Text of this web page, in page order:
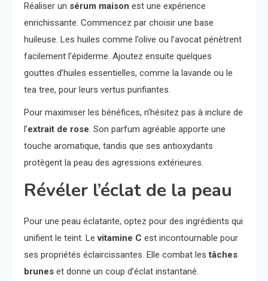
Réaliser un sérum maison est une expérience
enrichissante. Commencez par choisir une base
huileuse. Les huiles comme l’olive ou l’avocat pénètrent
facilement l’épiderme. Ajoutez ensuite quelques
gouttes d’huiles essentielles, comme la lavande ou le
tea tree, pour leurs vertus purifiantes.
Pour maximiser les bénéfices, n’hésitez pas à inclure de
l’extrait de rose. Son parfum agréable apporte une
touche aromatique, tandis que ses antioxydants
protègent la peau des agressions extérieures.
Révéler l’éclat de la peau
Pour une peau éclatante, optez pour des ingrédients qui
unifient le teint. Levitamine C est incontournable pour
ses propriétés éclaircissantes. Elle combat lestâches
brunes et donne un coup d’éclat instantané.